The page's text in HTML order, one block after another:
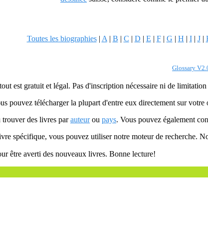
Toutes les biographies| A | B | C | D | E | F| G | H | I| J|
Glossary
est gratuit et légal. Pas d'inscription nécessaire ni de limitation
pouvez télécharger la plupart d'entre eux directement sur votre
trouver des livres parauteurou pays. Vous pouvez également
spécifique, vous pouvez utiliser notre moteur de recherche.
être averti des nouveaux livres. Bonne lecture!